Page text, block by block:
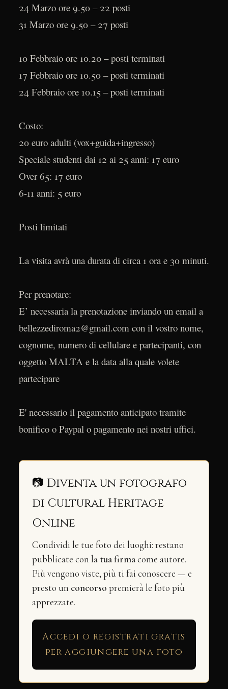
24 Marzo ore 9.50 – 22 posti
31 Marzo ore 9.50 – 27 posti
10 Febbraio ore 10.20 – posti terminati
17 Febbraio ore 10.50 – posti terminati
24 Febbraio ore 10.15 – posti terminati
Costo:
20 euro adulti (vox+guida+ingresso)
Speciale studenti dai 12 ai 25 anni: 17 euro
Over 65: 17 euro
6-11 anni: 5 euro
Posti limitati
La visita avrà una durata di circa 1 ora e 30 minuti.
Per prenotare:
E’ necessaria la prenotazione inviando un email a
bellezzediroma2@gmail.com con il vostro nome,
cognome, numero di cellulare e partecipanti, con
oggetto MALTA e la data alla quale volete
partecipare
E' necessario il pagamento anticipato tramite
bonifico o Paypal o pagamento nei nostri uffici.
📷 Diventa un fotografo
di Cultural Heritage
Online
Condividi le tue foto dei luoghi: restano
pubblicate con la tua firmacome autore.
Più vengono viste, più ti fai conoscere — e
presto un concorso premierà le foto più
apprezzate.
Accedi o registrati gratis
per aggiungere una foto